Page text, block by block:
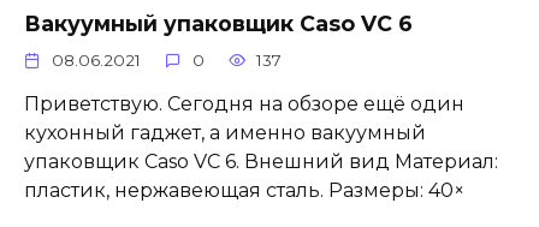
Вакуумный упаковщик Caso VC 6
08.06.2021 0 137
Приветствую. Сегодня на обзоре ещё один
кухонный гаджет, а именно вакуумный
упаковщик Caso VC 6. Внешний вид Материал:
пластик, нержавеющая сталь. Размеры: 40×